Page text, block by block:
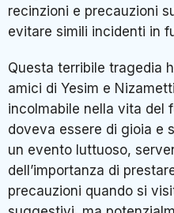
recinzioni e precauzioni
evitare simili incidenti in
Questa terribile tragedia
amici di Yesim e
incolmabile nella vita del
doveva essere di gioia e
un evento luttuoso,
dell’importanza di
precauzioni quando si